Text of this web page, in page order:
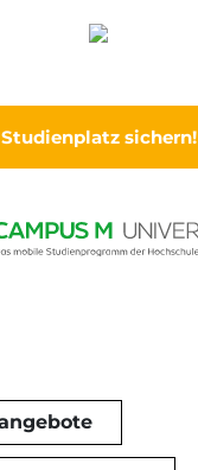
Studienplatz sichern!